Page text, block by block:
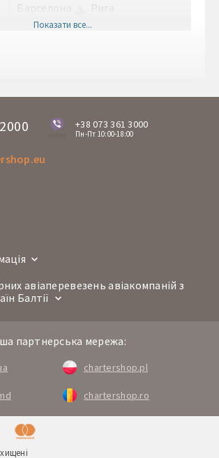
Барселона
BCN
Рига
А220-300
Рига
А220-300
BCN
RIX
Показати все...
online
+38 073 361 3000
Пн-Пт 10:00-18:00
авіаперевезень авіакомпаній з
Балтії
партнерська мережа:
chartershop.pl
chartershop.ro